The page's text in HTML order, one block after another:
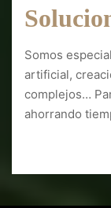
Somos
artificial,
complejos…
ahorrando